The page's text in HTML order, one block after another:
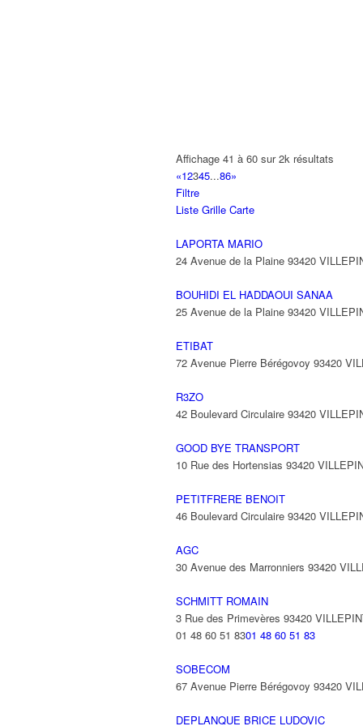
29 Avenue République 93420
01 48 60 66 32
IS LOCATION
Affichage 41 à 60 sur 2k résultats
«12345...86»
Filtre
Liste Grille Carte
LAPORTA MARIO
24 Avenue de la Plaine 93420
BOUHIDI EL HADDAOUI SANAA
25 Avenue de la Plaine 93420
ETIBAT
72 Avenue Pierre Bérégovoy 93420
R3ZO
42 Boulevard Circulaire 93420
GOOD BYE TRANSPORT
10 Rue des Hortensias 93420
PETITFRERE BENOIT
46 Boulevard Circulaire 93420
AGC
30 Avenue des Marronniers 93420
SCHMITT ROMAIN
3 Rue des Primevères 93420
01 48 60 51 8301 48 60 51 83
SOBECOM
67 Avenue Pierre Bérégovoy 93420
DEPLANQUE BRICE LUDOVIC